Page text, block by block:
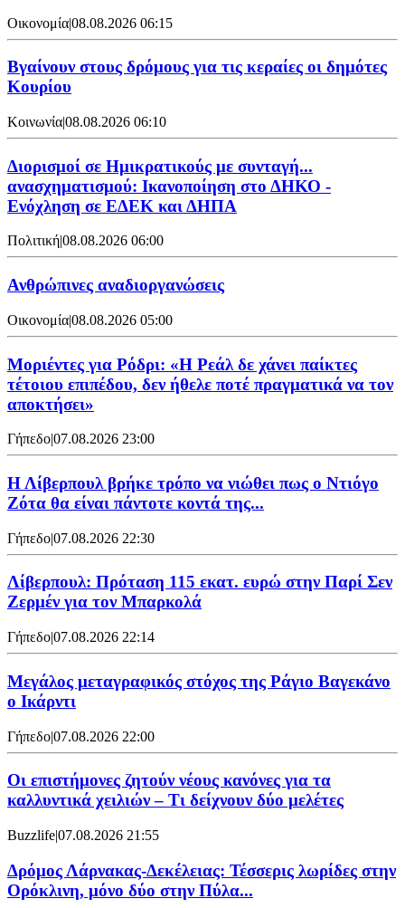
Οικονομία|08.08.2026 06:15
Βγαίνουν στους δρόμους για τις κεραίες οι δημότες
Κουρίου
Κοινωνία|08.08.2026 06:10
Διορισμοί σε Ημικρατικούς με συνταγή...
ανασχηματισμού: Ικανοποίηση στο ΔΗΚΟ -
Ενόχληση σε ΕΔΕΚ και ΔΗΠΑ
Πολιτική|08.08.2026 06:00
Ανθρώπινες αναδιοργανώσεις
Οικονομία|08.08.2026 05:00
Μοριέντες για Ρόδρι: «Η Ρεάλ δε χάνει παίκτες
τέτοιου επιπέδου, δεν ήθελε ποτέ πραγματικά να τον
αποκτήσει»
Γήπεδο|07.08.2026 23:00
Η Λίβερπουλ βρήκε τρόπο να νιώθει πως ο Ντιόγο
Ζότα θα είναι πάντοτε κοντά της...
Γήπεδο|07.08.2026 22:30
Λίβερπουλ: Πρόταση 115 εκατ. ευρώ στην Παρί Σεν
Ζερμέν για τον Μπαρκολά
Γήπεδο|07.08.2026 22:14
Μεγάλος μεταγραφικός στόχος της Ράγιο Βαγεκάνο
ο Ικάρντι
Γήπεδο|07.08.2026 22:00
Οι επιστήμονες ζητούν νέους κανόνες για τα
καλλυντικά χειλιών – Τι δείχνουν δύο μελέτες
Buzzlife|07.08.2026 21:55
Δρόμος Λάρνακας-Δεκέλειας: Τέσσερις λωρίδες στην
Ορόκλινη, μόνο δύο στην Πύλα...